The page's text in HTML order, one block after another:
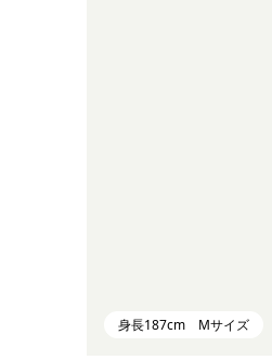
身長187cm Mサイズ